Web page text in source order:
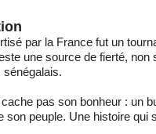
par la France fut un
une source de fierté, non
pas son bonheur : un
son peuple. Une histoire qui